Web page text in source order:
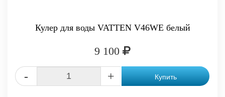
Кулер для воды VATTEN V46WE белый
9 100
- + Купить